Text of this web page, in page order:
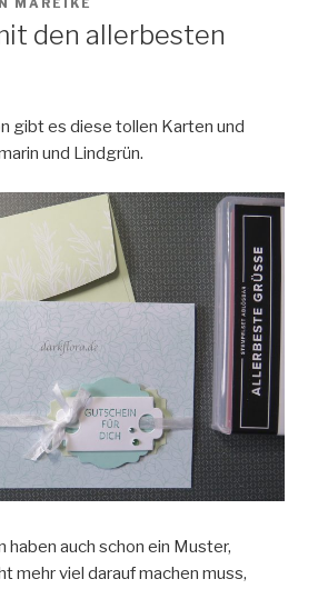
MAREIKE
den allerbesten
gibt es diese tollen Karten und
und Lindgrün.
haben auch schon ein Muster,
mehr viel darauf machen muss,